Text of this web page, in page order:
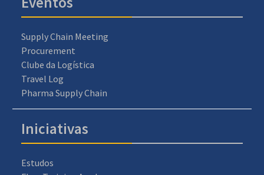
Supply Chain Meeting
Procurement
Clube da Logística
Travel Log
Pharma Supply Chain
Iniciativas
Estudos